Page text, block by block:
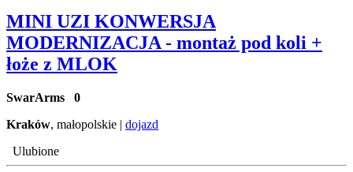
MINI UZI KONWERSJA
MODERNIZACJA - montaż pod koli +
łoże z MLOK
SwarArms 0
Kraków, małopolskie | dojazd
Ulubione